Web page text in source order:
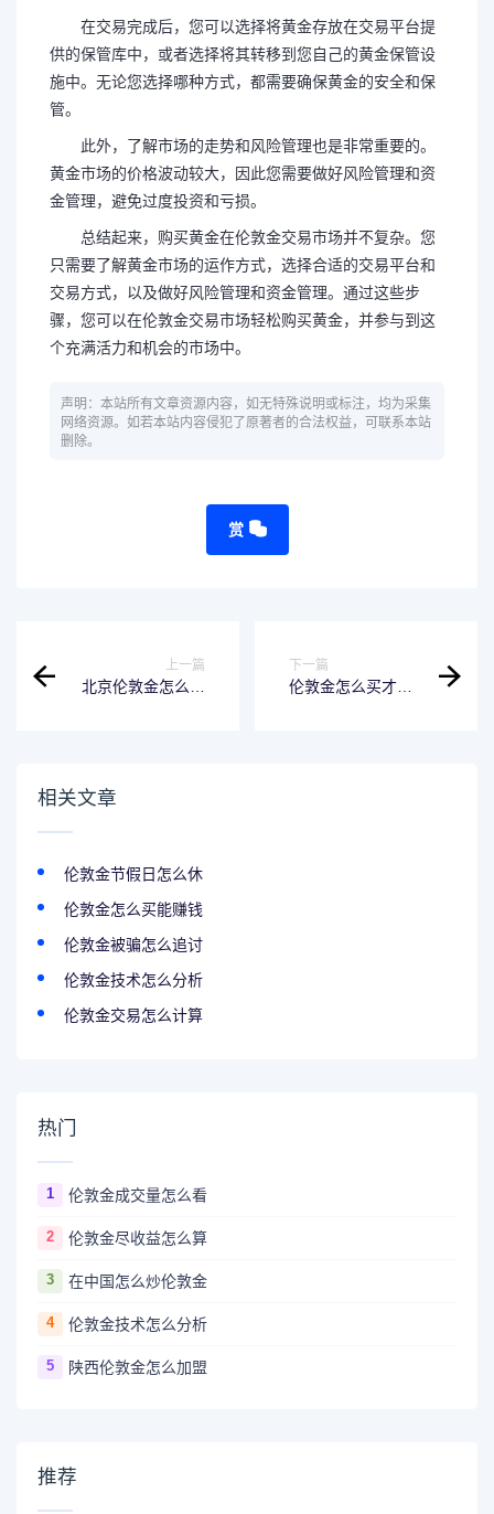
在交易完成后，您可以选择将黄金存放在交易平台提
供的保管库中，或者选择将其转移到您自己的黄金保管设
施中。无论您选择哪种方式，都需要确保黄金的安全和保
管。
此外，了解市场的走势和风险管理也是非常重要的。
黄金市场的价格波动较大，因此您需要做好风险管理和资
金管理，避免过度投资和亏损。
总结起来，购买黄金在伦敦金交易市场并不复杂。您
只需要了解黄金市场的运作方式，选择合适的交易平台和
交易方式，以及做好风险管理和资金管理。通过这些步
骤，您可以在伦敦金交易市场轻松购买黄金，并参与到这
个充满活力和机会的市场中。
声明：本站所有文章资源内容，如无特殊说明或标注，均为采集
网络资源。如若本站内容侵犯了原著者的合法权益，可联系本站
删除。
赏
上一篇
北京伦敦金怎么加
下一篇
伦敦金怎么买才稳
相关文章
伦敦金节假日怎么休
伦敦金怎么买能赚钱
伦敦金被骗怎么追讨
伦敦金技术怎么分析
伦敦金交易怎么计算
热门
1 伦敦金成交量怎么看
2 伦敦金尽收益怎么算
3 在中国怎么炒伦敦金
4 伦敦金技术怎么分析
5 陕西伦敦金怎么加盟
推荐